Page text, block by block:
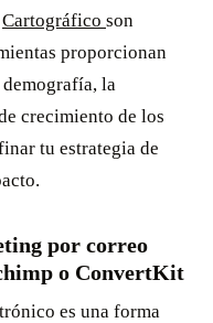
Cartográfico son
proporcionan
la
crecimiento de los
tu estrategia de
por correo
o ConvertKit
es una forma